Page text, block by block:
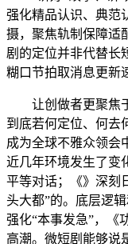
强化精品认识、典范
摄，聚焦轨制保障适
剧的定位并非代替长
糊口节拍取消息更新
让创做者更聚焦于
到底若何定位、何去
成为全球不雅众领会
近几年环境发生了变
平等对话；《》深刻
头大都”的。底层逻
强化“本事发急”，《
高潮。微短剧能够说